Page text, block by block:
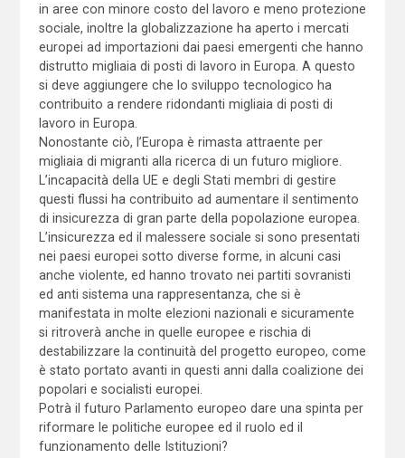
in aree con minore costo del lavoro e meno protezione
sociale, inoltre la globalizzazione ha aperto i mercati
europei ad importazioni dai paesi emergenti che hanno
distrutto migliaia di posti di lavoro in Europa. A questo
si deve aggiungere che lo sviluppo tecnologico ha
contribuito a rendere ridondanti migliaia di posti di
lavoro in Europa.
Nonostante ciò, l’Europa è rimasta attraente per
migliaia di migranti alla ricerca di un futuro migliore.
L’incapacità della UE e degli Stati membri di gestire
questi flussi ha contribuito ad aumentare il sentimento
di insicurezza di gran parte della popolazione europea.
L’insicurezza ed il malessere sociale si sono presentati
nei paesi europei sotto diverse forme, in alcuni casi
anche violente, ed hanno trovato nei partiti sovranisti
ed anti sistema una rappresentanza, che si è
manifestata in molte elezioni nazionali e sicuramente
si ritroverà anche in quelle europee e rischia di
destabilizzare la continuità del progetto europeo, come
è stato portato avanti in questi anni dalla coalizione dei
popolari e socialisti europei.
Potrà il futuro Parlamento europeo dare una spinta per
riformare le politiche europee ed il ruolo ed il
funzionamento delle Istituzioni?